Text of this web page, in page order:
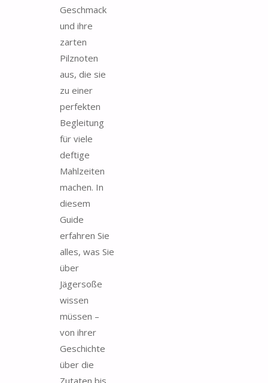
Geschmack
und ihre
zarten
Pilznoten
aus, die sie
zu einer
perfekten
Begleitung
für viele
deftige
Mahlzeiten
machen. In
diesem
Guide
erfahren Sie
alles, was Sie
über
Jägersoße
wissen
müssen –
von ihrer
Geschichte
über die
Zutaten bis